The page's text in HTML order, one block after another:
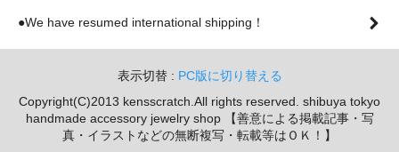
●We have resumed international shipping！
表示切替 : PC版に切り替える
Copyright(C)2013 kensscratch.All rights reserved. shibuya tokyo
handmade accessory jewelry shop 【善意による掲載記事・写
真・イラストなどの無断複写・転載等はＯＫ！】